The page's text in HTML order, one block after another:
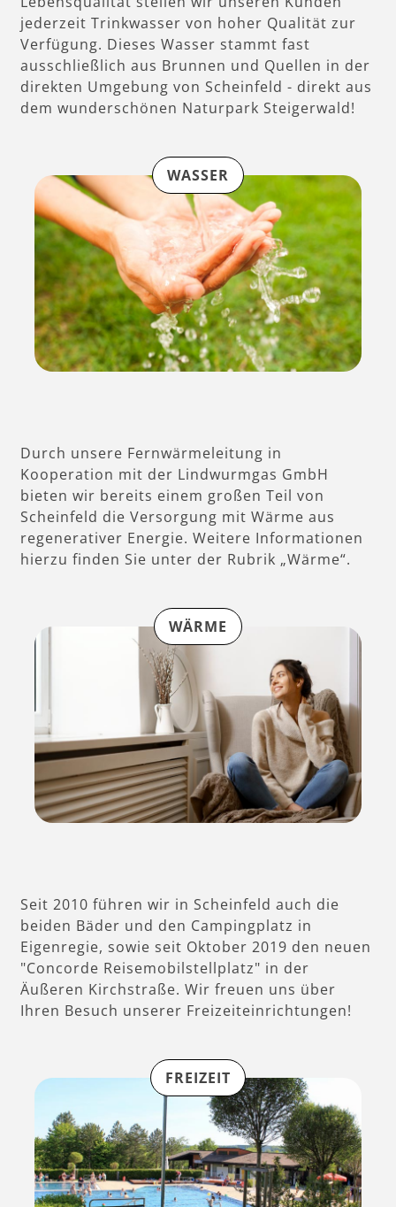
jederzeit Trinkwasser von hoher Qualität zur
Verfügung. Dieses Wasser stammt fast
ausschließlich aus Brunnen und Quellen in der
direkten Umgebung von Scheinfeld - direkt aus
dem wunderschönen Naturpark Steigerwald!
WASSER
Durch unsere Fernwärmeleitung in
Kooperation mit der Lindwurmgas GmbH
bieten wir bereits einem großen Teil von
Scheinfeld die Versorgung mit Wärme aus
regenerativer Energie. Weitere Informationen
hierzu finden Sie unter der Rubrik „Wärme“.
WÄRME
Seit 2010 führen wir in Scheinfeld auch die
beiden Bäder und den Campingplatz in
Eigenregie, sowie seit Oktober 2019 den neuen
"Concorde Reisemobilstellplatz" in der
Äußeren Kirchstraße. Wir freuen uns über
Ihren Besuch unserer Freizeiteinrichtungen!
FREIZEIT